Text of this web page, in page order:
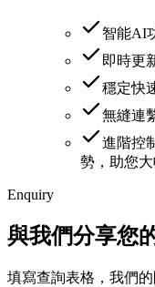
智能AI
即時更
穩定快
無縫連
進階控
勢，助您
Enquiry
與我們分享您
填寫查詢表格，我們